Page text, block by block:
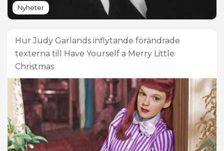
Nyheter
Hur Judy Garlands inflytande förändrade
texterna till Have Yourself a Merry Little
Christmas